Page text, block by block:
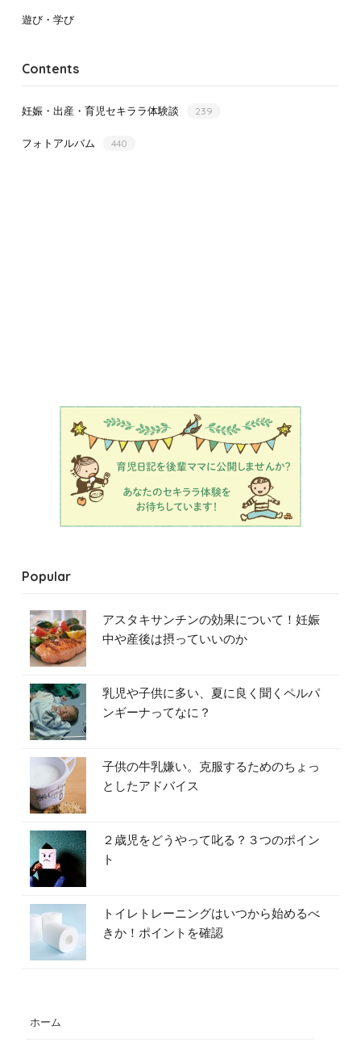
遊び・学び
Contents
妊娠・出産・育児セキララ体験談 239
フォトアルバム 440
Popular
アスタキサンチンの効果について！妊娠
中や産後は摂っていいのか
乳児や子供に多い、夏に良く聞くペルパ
ンギーナってなに？
子供の牛乳嫌い。克服するためのちょっ
としたアドバイス
２歳児をどうやって叱る？３つのポイン
ト
トイレトレーニングはいつから始めるべ
きか！ポイントを確認
ホーム